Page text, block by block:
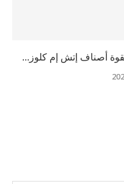
أصناف إتش إم كلوز...